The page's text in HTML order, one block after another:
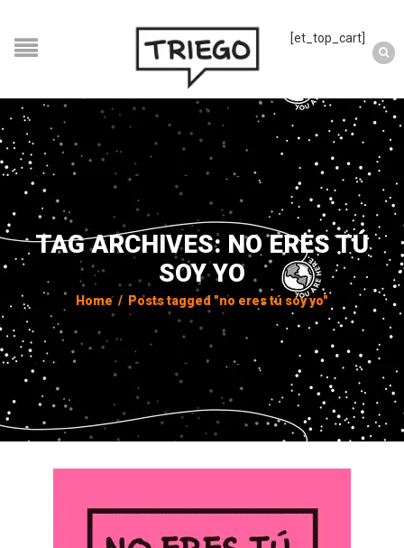
[et_top_cart]
TAG ARCHIVES: NO ERES TÚ
SOY YO
Home / Posts tagged "no eres tú soy yo"